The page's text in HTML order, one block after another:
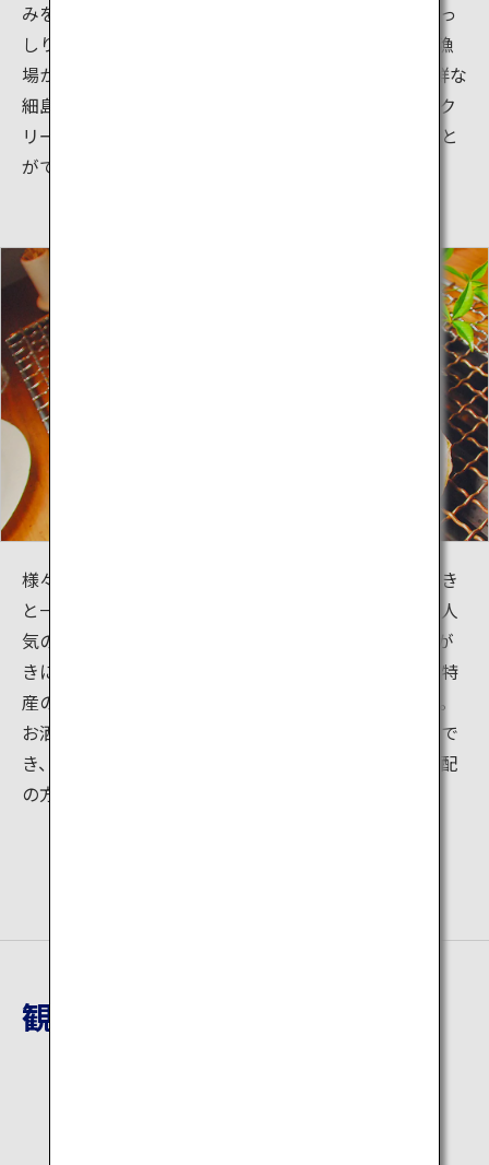
みをふんだんに受けてできた細島いわがきは、身がぎっ
しりと入り、大きく成長するのが特長です。そして、漁
場から目の前にある「かき寧」では、1年中とても新鮮な
細島いわがきが楽しむことができます。春夏は濃厚でク
リーミー、秋冬は歯ごたえが良く磯の風味を楽しむこと
ができる一品です。
様々な海の幸を提供する「かき寧」でも、細島いわがき
と一緒に新鮮な海の幸も楽しめる岩牡蠣セットが特に人
気のあるメニューです。そして、焼きたての細島いわが
きに、爽やかな酸味とまろやかな風味が特徴の日向市特
産の柑橘のへべす果汁をかけるのが人気の食べ方です。
お洒落な店構えでゆったりとした一時が過ごすことがで
き、地元の方や県外から来られる方、若い方から御年配
の方まで幅広いお客様から愛されています。
観光地詳細